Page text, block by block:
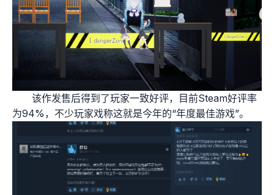
该作发售后得到了玩家一致好评，目前Steam好评率
为94%，不少玩家戏称这就是今年的“年度最佳游戏”。